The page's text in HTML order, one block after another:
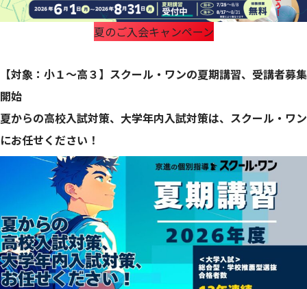
夏のご入会キャンペーン
【対象：小１～高３】スクール・ワンの夏期講習、受講者募集
開始
夏からの高校入試対策、大学年内入試対策は、スクール・ワン
にお任せください！